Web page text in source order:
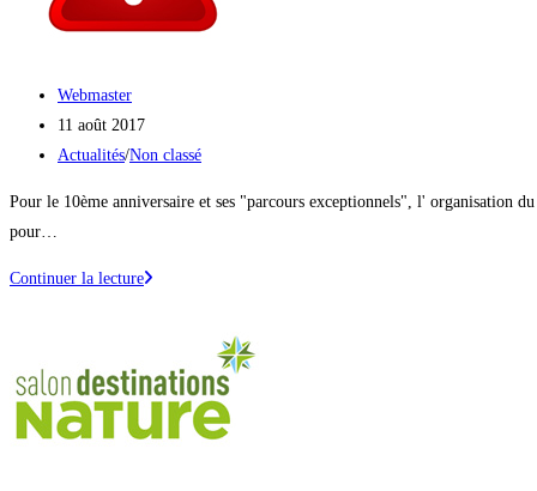
Auteur/autrice
de
la
Webmaster
Publication
publiée :
11 août 2017
Post
Actualités/Non classé
Pour le 10ème anniversaire et ses "parcours exceptionnels", l' organisation
pour…
Continuer la lectureNavettes
rejoindre
les
sites